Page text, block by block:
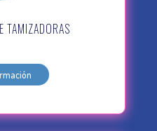
TAMIZADORAS